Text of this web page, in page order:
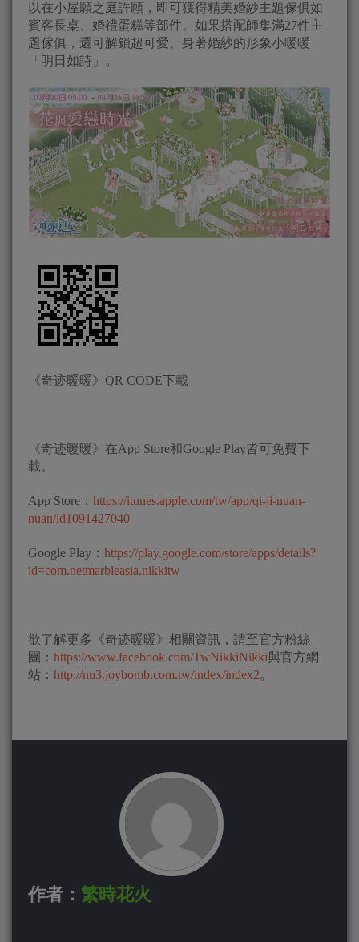
以在小屋願之庭許願，即可獲得精美婚紗主題傢俱如
賓客長桌、婚禮蛋糕等部件。如果搭配師集滿27件主
題傢俱，還可解鎖超可愛、身著婚紗的形象小暖暖
「明日如詩」。
《奇迹暖暖》QR CODE下載
《奇迹暖暖》在App Store和Google Play皆可免費下
載。
App Store： https://itunes.apple.com/tw/app/qi-ji-nuan-
nuan/id1091427040
Google Play： https://play.google.com/store/apps/details?
id=com.netmarbleasia.nikkitw
欲了解更多《奇迹暖暖》相關資訊，請至官方粉絲
團： https://www.facebook.com/TwNikkiNikki與官方網
站： http://nu3.joybomb.com.tw/index/index2。
作者： 繁時花火